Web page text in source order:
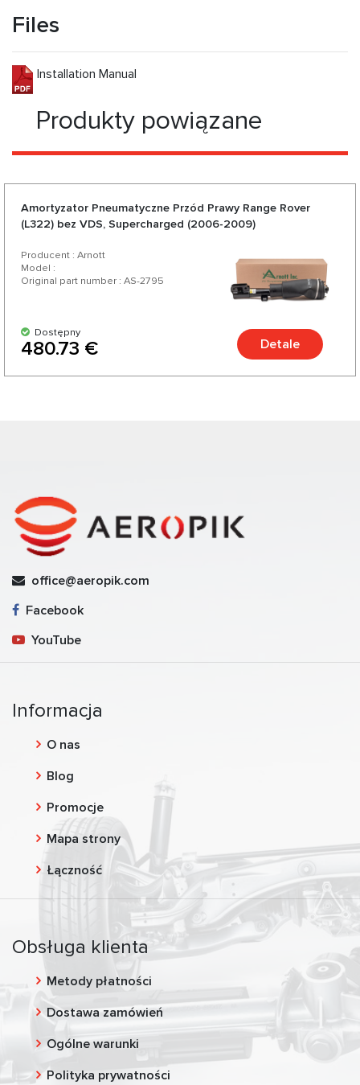
Files
Installation Manual
Produkty powiązane
Amortyzator Pneumatyczne Przód Prawy Range Rover
(L322) bez VDS, Supercharged (2006-2009)
Producent : Arnott
Model :
Original part number : AS-2795
Dostępny
480.73 € Detale
office@aeropik.com
Facebook
YouTube
Informacja
O nas
Blog
Promocje
Mapa strony
Łączność
Obsługa klienta
Metody płatności
Dostawa zamówień
Ogólne warunki
Polityka prywatności